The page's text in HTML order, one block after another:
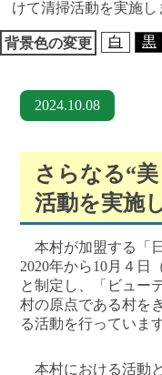
動けて清掃活動を実施し
背景色の変更 白 黒
2024.10.08
さらなる“
活動を実施
本村が加盟する「
2020年から10月４日
と制定し、「ビュー
村の原点である村を
る活動を行っています
本村における活動